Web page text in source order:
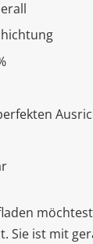
Sie ist mit